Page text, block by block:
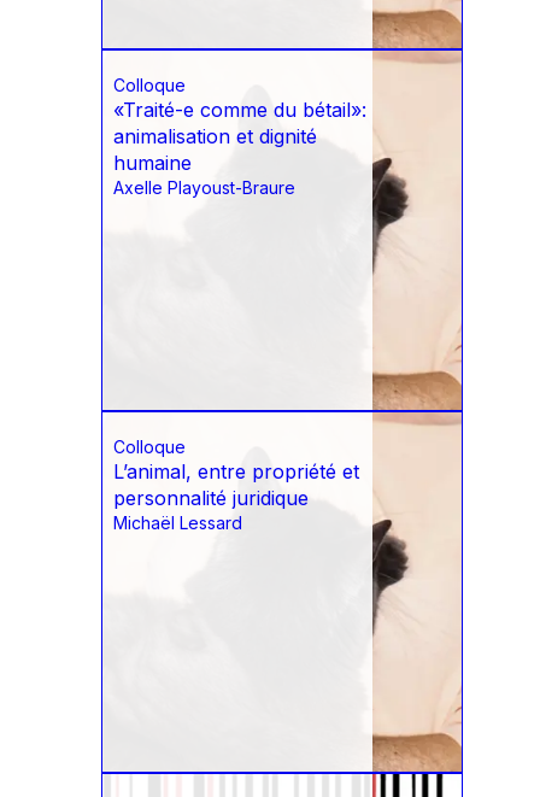
Colloque
«Traité-e comme du bétail»:
animalisation et dignité
humaine
Axelle Playoust-Braure
Colloque
L’animal, entre propriété et
personnalité juridique
Michaël Lessard